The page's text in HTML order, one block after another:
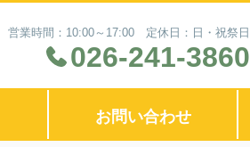
営業時間：10:00～17:00 定休日：日・祝祭日
026-241-3860
お問い合わせ